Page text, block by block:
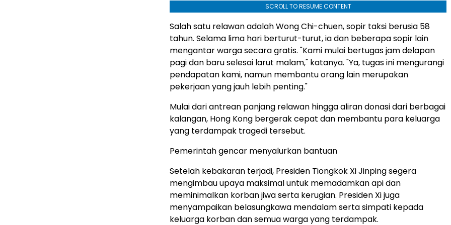
SCROLL TO RESUME CONTENT
Salah satu relawan adalahWong Chi-chuen, sopir taksi berusia 58
tahun. Selama lima hari berturut-turut, ia dan beberapa sopir lain
mengantar warga secara gratis. "Kami mulai bertugas jam delapan
pagi dan baru selesai larut malam," katanya. "Ya, tugas ini mengurangi
pendapatan kami, namun membantu orang lain merupakan
pekerjaan yang jauh lebih penting."
Mulai dari antrean panjang relawan hingga aliran donasi dari berbagai
kalangan, Hong Kong bergerak cepat dan membantu para keluarga
yang terdampak tragedi tersebut.
Pemerintah gencar menyalurkan bantuan
Setelah kebakaran terjadi, Presiden Tiongkok Xi Jinping segera
mengimbau upaya maksimal untuk memadamkan api dan
meminimalkan korban jiwa serta kerugian. Presiden Xi juga
menyampaikan belasungkawa mendalam serta simpati kepada
keluarga korban dan semua warga yang terdampak.